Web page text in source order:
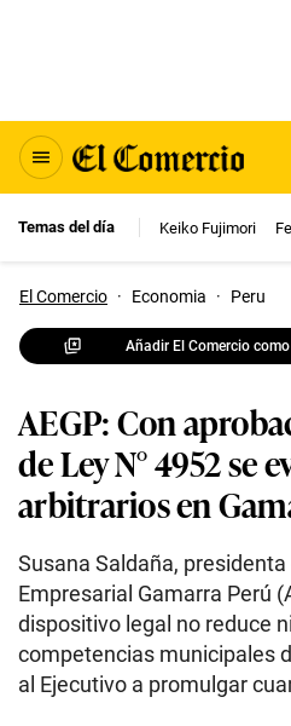
Temas del día Keiko Fujimori
El Comercio · Economia · Peru
Añadir El Comercio
AEGP: Con
de Ley N° 4952 se
arbitrarios en
Susana Saldaña,
Empresarial Gamarra Perú
dispositivo legal no reduce
competencias municipales
al Ejecutivo a promulgar